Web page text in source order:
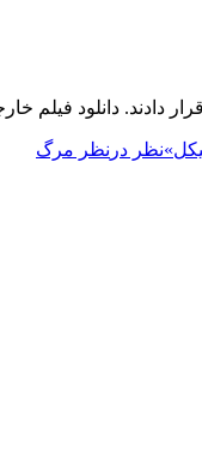
دانلود فیلم
نظر در نظر مرگ